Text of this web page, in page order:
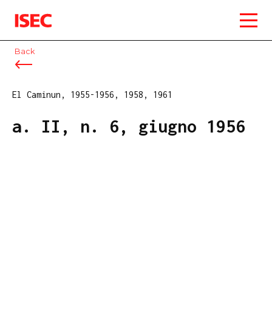
ISEC
Back
El Caminun, 1955-1956, 1958, 1961
a. II, n. 6, giugno 1956